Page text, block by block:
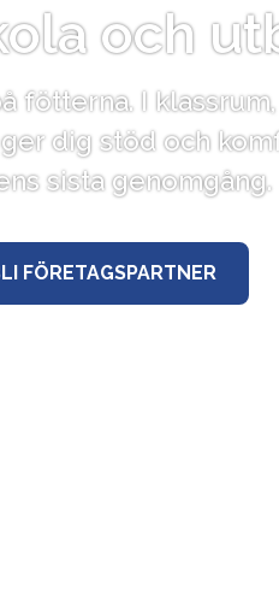
och
fötterna. I
dig stöd och
sista genomgång.
FÖRETAGSPARTNER